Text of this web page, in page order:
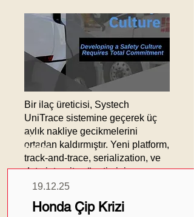
Bir ilaç üreticisi, Systech
UniTrace sistemine geçerek üç
aylık nakliye gecikmelerini
ortadan kaldırmıştır. Yeni platform,
track-and-trace, serialization, ve
data integrity yönetimini
sağlamaktadır. AI-driven
darboğazları önceden tespit
Güncel
Haberler
19.12.25
Honda Çip Krizi